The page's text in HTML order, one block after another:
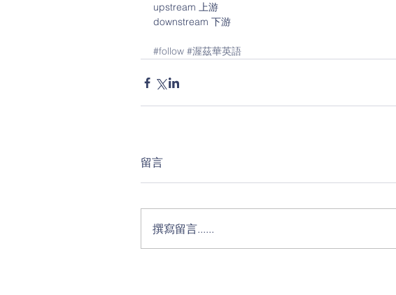
upstream 上游
downstream 下游
#follow #渥茲華英語
留言
撰寫留言......